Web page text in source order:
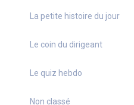
La petite histoire du jour
Le coin du dirigeant
Le quiz hebdo
Non classé